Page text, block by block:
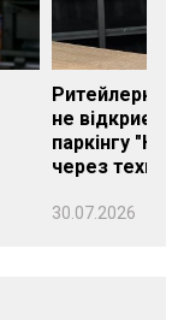
Ритейлерка
не
паркінгу
через
30.07.2026